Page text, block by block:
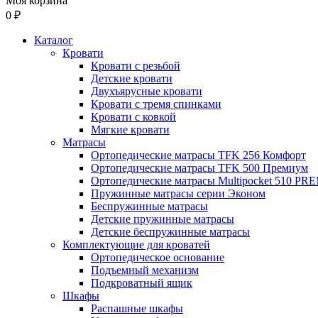
0 ₽
Каталог
Кровати
Кровати с резьбой
Детские кровати
Двухъярусные кровати
Кровати с тремя спинками
Кровати с ковкой
Мягкие кровати
Матрасы
Ортопедические матрасы TFK 256 Комфорт
Ортопедические матрасы TFK 500 Премиум
Ортопедические матрасы Multipocket 510
Пружинные матрасы серии Эконом
Беспружинные матрасы
Детские пружинные матрасы
Детские беспружинные матрасы
Комплектующие для кроватей
Ортопедическое основание
Подъемный механизм
Подкроватный ящик
Шкафы
Распашные шкафы